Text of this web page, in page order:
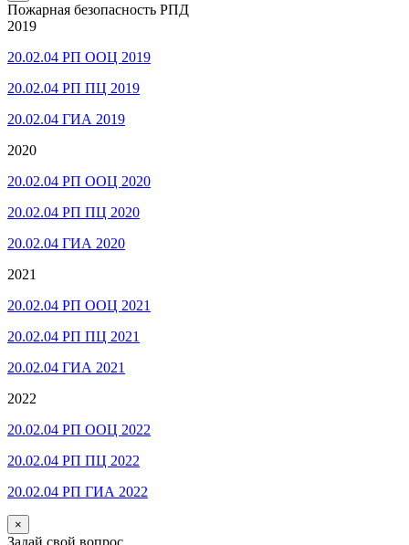
Пожарная безопасность РПД
2019
20.02.04 РП ООЦ 2019
20.02.04 РП ПЦ 2019
20.02.04 ГИА 2019
2020
20.02.04 РП ООЦ 2020
20.02.04 РП ПЦ 2020
20.02.04 ГИА 2020
2021
20.02.04 РП ООЦ 2021
20.02.04 РП ПЦ 2021
20.02.04 ГИА 2021
2022
20.02.04 РП ООЦ 2022
20.02.04 РП ПЦ 2022
20.02.04 РП ГИА 2022
×
Задай свой вопрос